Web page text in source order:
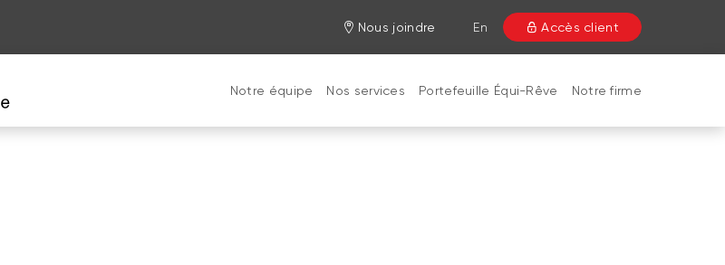
Nous joindre En Accès client
Notre équipe Nos services Portefeuille Équi-Rêve Notre firme